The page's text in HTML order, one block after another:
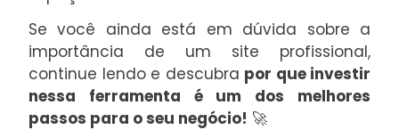
Se você ainda está em dúvida sobre a
importância de um site profissional,
continue lendo e descubra por que investir
nessa ferramenta é um dos melhores
passos para o seu negócio! 🚀